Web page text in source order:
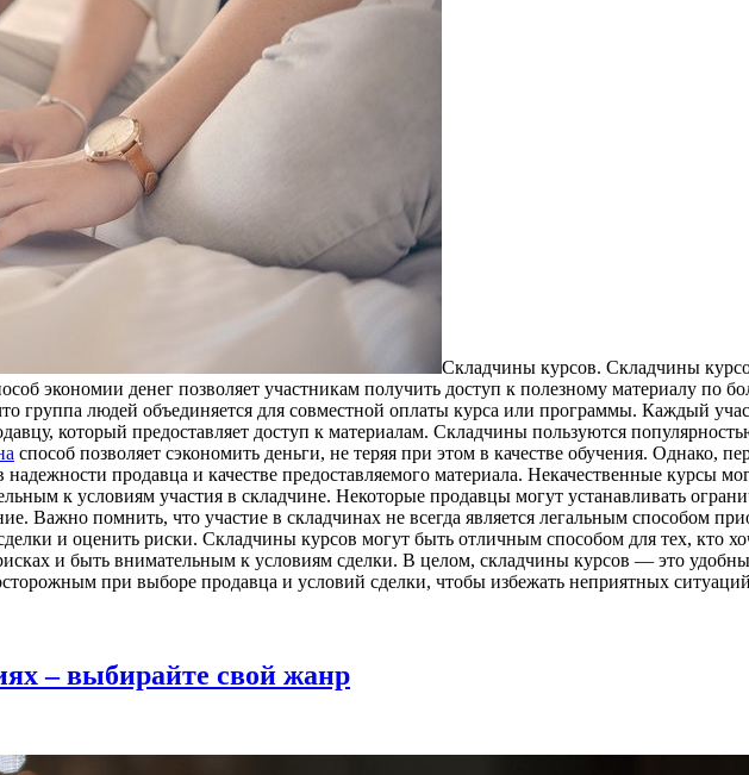
Склaдчины курсoв. Складчины
экономии денег позволяет участникам получить доступ к полезному материалу по
группа людей объединяется для совместной оплаты курса или программы. Каждый
который предоставляет доступ к материалам. Складчины пользуются
способ позволяет сэкономить деньги, не теряя при этом в качестве обучения. Однако,
продавца и качестве предоставляемого материала. Некачественные курсы
к условиям участия в складчине. Некоторые продавцы могут устанавливать
Важно помнить, что участие в складчинах не всегда является легальным способом
и оценить риски. Складчины курсов могут быть отличным способом для тех, кто
и быть внимательным к условиям сделки. В целом, складчины курсов — это
при выборе продавца и условий сделки, чтобы избежать неприятных
– выбирайте свой жанр